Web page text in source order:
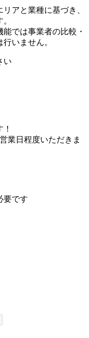
アと業種に基づき、
では事業者の比較・
いません。
い
業日程度いただきま
要です